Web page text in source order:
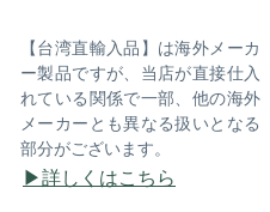
【台湾直輸入品】は海外メーカ
ー製品ですが、当店が直接仕入
れている関係で一部、他の海外
メーカーとも異なる扱いとなる
部分がございます。
詳しくはこちら